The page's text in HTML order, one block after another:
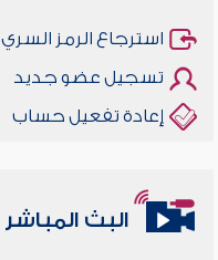
استرجاع الرمز السري
تسجيل عضو جديد
إعادة تفعيل حساب
البث المباشر